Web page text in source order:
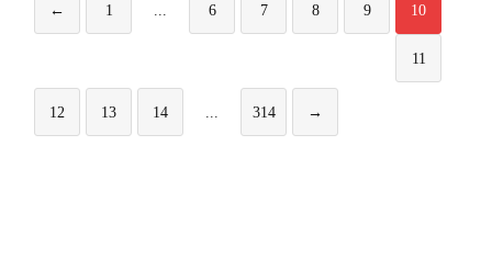
← 1 ... 6 7 8 9 10
11
12 13 14 ... 314 →